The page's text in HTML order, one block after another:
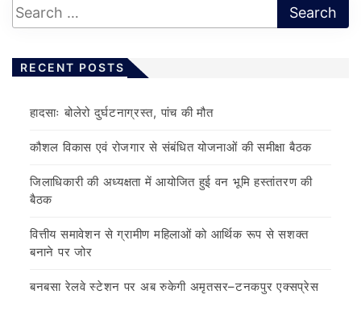
RECENT POSTS
हादसाः बोलेरो दुर्घटनाग्रस्त, पांच की मौत
कौशल विकास एवं रोजगार से संबंधित योजनाओं की समीक्षा बैठक
जिलाधिकारी की अध्यक्षता में आयोजित हुई वन भूमि हस्तांतरण की
बैठक
वित्तीय समावेशन से ग्रामीण महिलाओं को आर्थिक रूप से सशक्त
बनाने पर जोर
बनबसा रेलवे स्टेशन पर अब रुकेगी अमृतसर–टनकपुर एक्सप्रेस